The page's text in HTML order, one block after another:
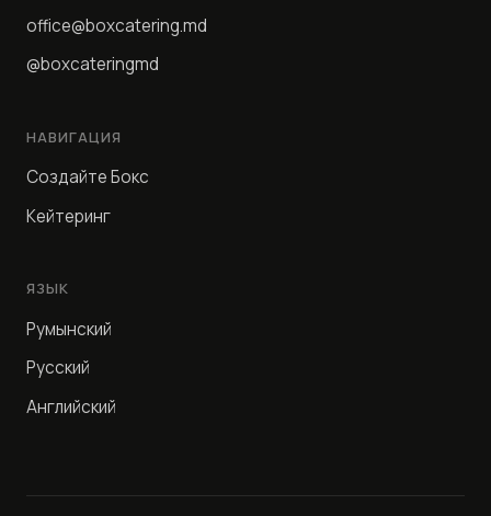
office@boxcatering.md
@boxcateringmd
НАВИГАЦИЯ
Создайте Бокс
Кейтеринг
ЯЗЫК
Румынский
Русский
Английский